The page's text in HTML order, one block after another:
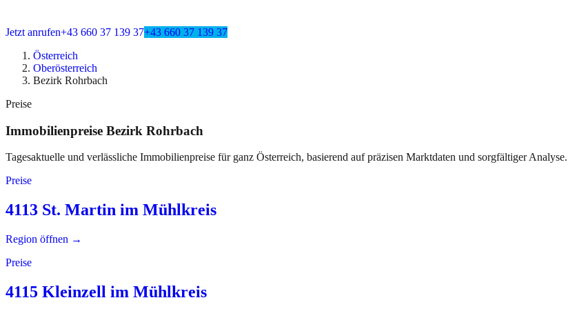
Jetzt anrufen+43 660 37 139 37+43 660 37 139 37
Österreich
Oberösterreich
Bezirk Rohrbach
Preise
Immobilienpreise Bezirk Rohrbach
Tagesaktuelle und verlässliche Immobilienpreise für ganz Österreich, basierend auf präzisen Marktdaten und sorgfältiger Analyse.
Preise
4113 St. Martin im Mühlkreis
Region öffnen →
Preise
4115 Kleinzell im Mühlkreis